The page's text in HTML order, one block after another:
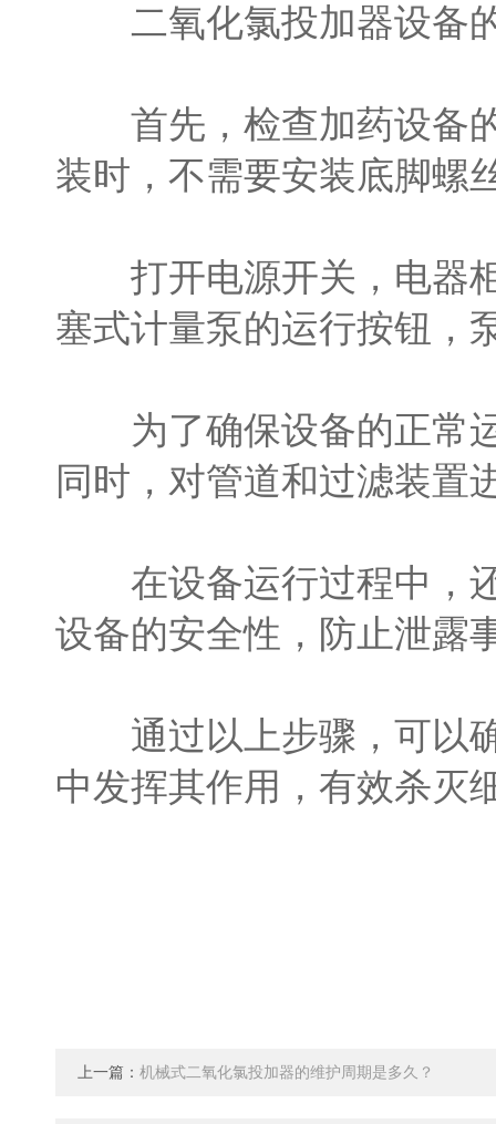
二氧化氯投加器设备
首先，检查加药设备的
装时，不需要安装底脚螺
打开电源开关，电器柜
塞式计量泵的运行按钮，
为了确保设备的正常运
同时，对管道和过滤装置
在设备运行过程中，还
设备的安全性，防止泄露
通过以上步骤，可以确
中发挥其作用，有效杀灭
上一篇： 机械式二氧化氯投加器的维护周期是多久？